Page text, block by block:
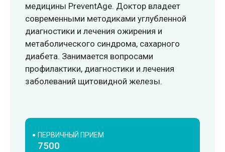
медицины PreventAge. Доктор владеет
современными методиками углубленной
диагностики и лечения ожирения и
метаболического синдрома, сахарного
диабета. Занимается вопросами
профилактики, диагностики и лечения
заболеваний щитовидной железы.
ПЕРВИЧНЫЙ ПРИЕМ
7500